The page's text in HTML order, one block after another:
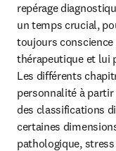
repérage
un temps crucial,
toujours
thérapeutique et lui
Les différents
personnalité à
des classifications
certaines
pathologique,